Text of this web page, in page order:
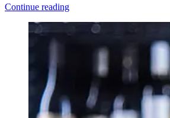
Continue reading